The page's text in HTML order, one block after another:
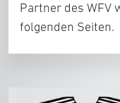
Partner des WFV
folgenden Seiten.